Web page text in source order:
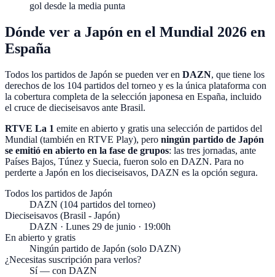
gol desde la media punta
Dónde ver a Japón en el Mundial 2026 en
España
Todos los partidos de Japón se pueden ver en DAZN, que tiene los
derechos de los 104 partidos del torneo y es la única plataforma con
la cobertura completa de la selección japonesa en España, incluido
el cruce de dieciseisavos ante Brasil.
RTVE La 1 emite en abierto y gratis una selección de partidos del
Mundial (también en RTVE Play), pero ningún partido de Japón
se emitió en abierto en la fase de grupos: las tres jornadas, ante
Países Bajos, Túnez y Suecia, fueron solo en DAZN. Para no
perderte a Japón en los dieciseisavos, DAZN es la opción segura.
Todos los partidos de Japón
DAZN (104 partidos del torneo)
Dieciseisavos (Brasil - Japón)
DAZN · Lunes 29 de junio · 19:00h
En abierto y gratis
Ningún partido de Japón (solo DAZN)
¿Necesitas suscripción para verlos?
Sí — con DAZN